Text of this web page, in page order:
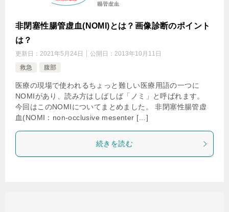
非閉塞性腸管虚血(NOMI)とは？画像診断のポイント
は？
更新日： 2021年5月24日 公開日： 2013年10月11日
救急
腹部
医療の現場で使われるちょっと難しい医療用語の一つに
NOMIがあり、読み方はしばしば「ノミ」と呼ばれます。
今回はこのNOMIについてまとめました。 非閉塞性腸管虚
血(NOMI：non-occlusive mesenter […]
続きを読む